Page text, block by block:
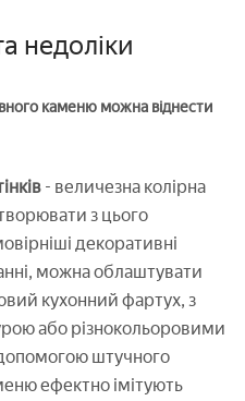
недоліки
каменю можна віднести
- величезна колірна
з цього
декоративні
можна облаштувати
кухонний фартух, з
або різнокольоровими
штучного
ефектно імітують